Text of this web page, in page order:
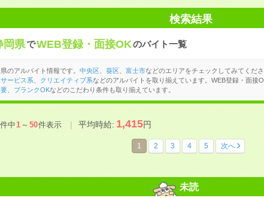
検索結果
岡県でWEB登録・面接OKのバイト一覧
のアルバイト情報です。 中央区、 葵区、 富士市などのエリアをチェックしてみてくださ
ービス系
クリエイティブ系などのアルバイトを取り揃えています。WEB登録・面接
、 ブランクOKなどのこだわり条件も取り揃えています。
件中1～50件表示 平均時給:1,415円
1 2 3 4 5 次へ
未読